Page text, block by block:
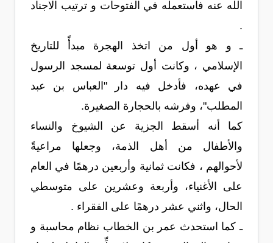
الله عنه فاستعمله في الفتوحات و ترتيب الاجناد
.
ـ و هو أول من اتخذ الهجرة مبدأً للتاريخ
الإسلامي ، وكانت أول توسعة لمسجد الرسول
في عهده، فأدخل فيه دار "العباس بن عبد
المطلب"، وفرشه بالحجارة الصغيرة.
كما أنه أسقط الجزية عن الشيوخ والنساء
والأطفال من أهل الذمة، وجعلها مراعيةً
لأحوالهم ، فكانت ثمانية وأربعين درهمًا في العام
على الأغنياء، وأربعة وعشرين على متوسطي
الحال، واثني عشر درهمًا على الفقراء .
ـ كما استحدث عمر بن الخطاب نظام محاسبة و